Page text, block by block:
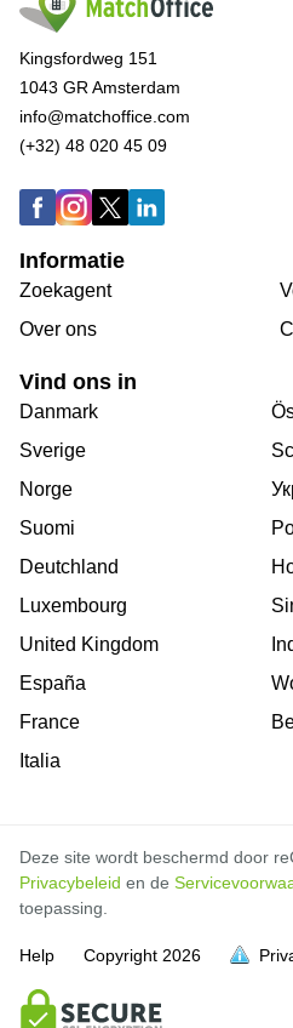
vol is
vol is
vol is
vol is
vol is
vol is
vol is
vol is
vol is
vol is
Kingsfordweg 151
1043 GR Amsterdam
info@matchoffice.com
(+32) 48 020 45 09
Informatie
Zoekagent
Over ons
Vind ons in
Danmark
Sverige
Norge
Suomi
Deutchland
Luxembourg
United Kingdom
España
France
Italia
Deze site wordt beschermd door
Privacybeleid en de
toepassing.
Help Copyright 2026